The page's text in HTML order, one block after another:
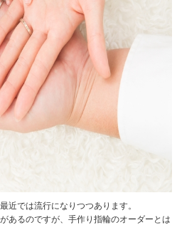
近では流行になりつつあります。
あるのですが、手作り指輪のオーダーとは